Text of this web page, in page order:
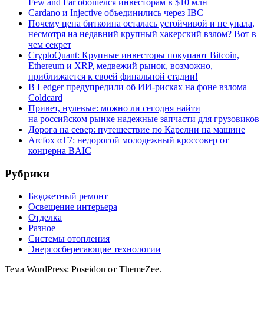
Cardano и Injective объединились через IBC
Почему цена биткоина осталась устойчивой и не упала,
несмотря на недавний крупный хакерский взлом? Вот в
чем секрет
CryptoQuant: Крупные инвесторы покупают Bitcoin,
Ethereum и XRP, медвежий рынок, возможно,
приближается к своей финальной стадии!
В Ledger предупредили об ИИ-рисках на фоне взлома
Coldcard
Привет, нулевые: можно ли сегодня найти
на российском рынке надежные запчасти для грузовиков
Дорога на север: путешествие по Карелии на машине
Arcfox αT7: недорогой молодежный кроссовер от
концерна BAIC
Рубрики
Бюджетный ремонт
Освещение интерьера
Отделка
Разное
Системы отопления
Энергосберегающие технологии
Тема WordPress: Poseidon от ThemeZee.